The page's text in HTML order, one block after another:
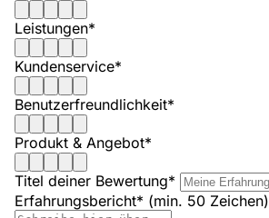
Leistungen*
Kundenservice*
Benutzerfreundlichkeit*
Produkt & Angebot*
Titel deiner Bewertung*
Erfahrungsbericht* (min. 50 Zeichen)